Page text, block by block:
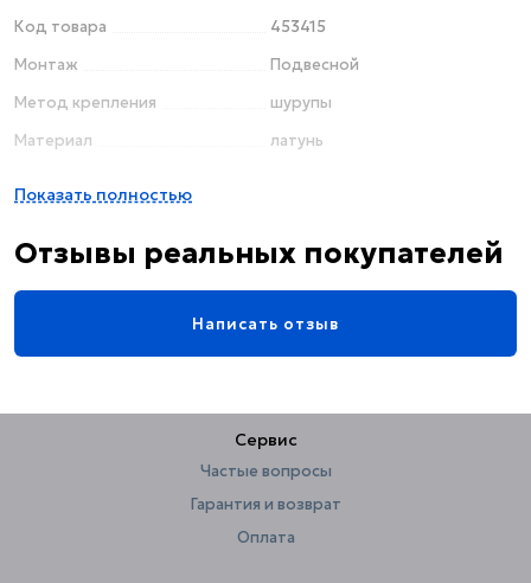
Код товара
453415
Монтаж
Подвесной
Метод крепления
шурупы
Материал
латунь
Поверхность
глянцевая
Поворотный
нет
правая
округлая
45
Показать полностью
Отзывы реальных покупателей
Написать отзыв
Сервис
Частые вопросы
Гарантия и возврат
Оплата